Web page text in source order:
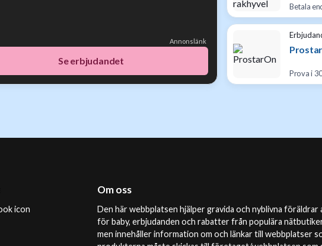
Annonslänk
Se erbjudandet
Betala
Prova i
Om oss
Den här webbplatsen hjälper gravida och nyblivna
för baby, erbjudanden och rabatter från populära
men innehåller information om och länkar till webbplatser